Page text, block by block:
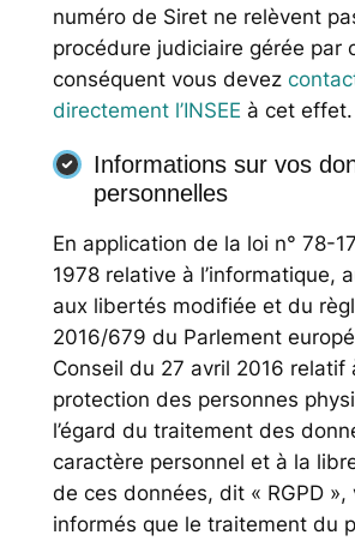
numéro de Siret ne relèvent
procédure judiciaire gérée par
conséquent vous devez
directement l’INSEE à cet effet.
Informations sur vos
personnelles
En application de la loi n° 78-
1978 relative à l’informatique,
aux libertés modifiée et du
2016/679 du Parlement
Conseil du 27 avril 2016 relatif
protection des personnes
l’égard du traitement des
caractère personnel et à la
de ces données, dit « RGPD »,
informés que le traitement du